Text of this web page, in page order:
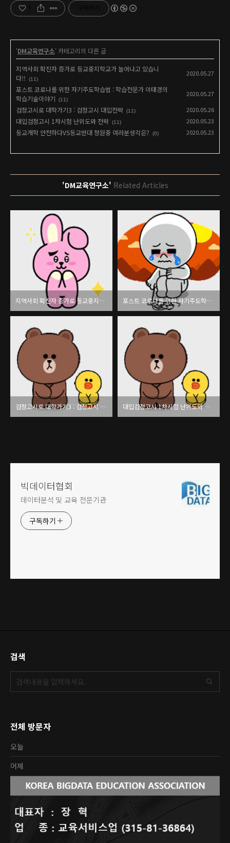
'DM교육연구소' 카테고리의 다른 글
지역사회 확진자 증가로 등교중지학교가 늘어나고 있습니
다!!
(11)
2020.05.27
포스트 코로나를 위한 자기주도학습법 : 학습전문가 이태경의
학습기술이야기
(11)
2020.05.27
검정고시로 대학가기3 : 검정고시 대입전략 (11) 2020.05.26
대입검정고시 1차시험 난위도와 전략 (11) 2020.05.23
등교개학 안전하다VS등교반대 청원중 여러분생각은? (0) 2020.05.23
'DM교육연구소' Related Articles
지역사회 확진자 증가로 등교중지학교가 늘어나고 있습니다!! 포스트 코로나를 위한 자기주도학습법 : 학습전문가 이태경의 학습기술이야기
검정고시로 대학가기3 : 검정고시 대입전략 대입검정고시 1차시험 난위도와 전략
빅데이터협회
데이터분석 및 교육 전문기관
구독하기
검색
전체 방문자
오늘
어제